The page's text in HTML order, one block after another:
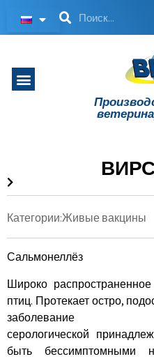
Категории:Живые вакцины
Сальмонеллёз
Широко
птиц. Протекает остро,
серологической
быть бессимптомными